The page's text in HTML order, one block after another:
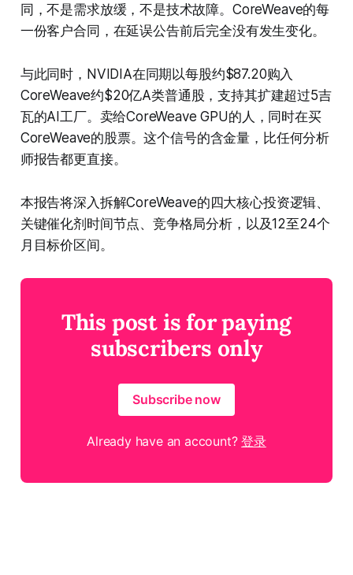
同，不是需求放缓，不是技术故障。CoreWeave的每
一份客户合同，在延误公告前后完全没有发生变化。
与此同时，NVIDIA在同期以每股约$87.20购入
CoreWeave约$20亿A类普通股，支持其扩建超过5吉
瓦的AI工厂。卖给CoreWeave GPU的人，同时在买
CoreWeave的股票。这个信号的含金量，比任何分析
师报告都更直接。
本报告将深入拆解CoreWeave的四大核心投资逻辑、
关键催化剂时间节点、竞争格局分析，以及12至24个
月目标价区间。
This post is for paying
subscribers only
Subscribe now
Already have an account?登录